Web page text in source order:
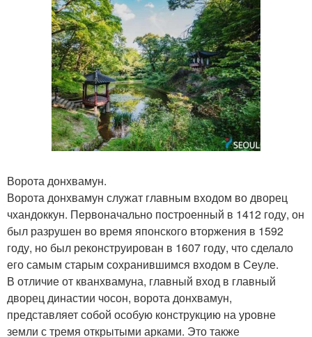
Ворота донхвамун.
Ворота донхвамун служат главным входом во дворец
чхандоккун. Первоначально построенный в 1412 году, он
был разрушен во время японского вторжения в 1592
году, но был реконструирован в 1607 году, что сделало
его самым старым сохранившимся входом в Сеуле.
В отличие от кванхвамуна, главный вход в главный
дворец династии чосон, ворота донхвамун,
представляет собой особую конструкцию на уровне
земли с тремя открытыми арками. Это также